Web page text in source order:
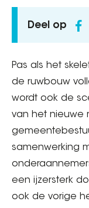
Deel op
Pas als het
de ruwbouw
wordt ook de
van het nieuwe
samenwerking
een ijzersterk
ook de vorige